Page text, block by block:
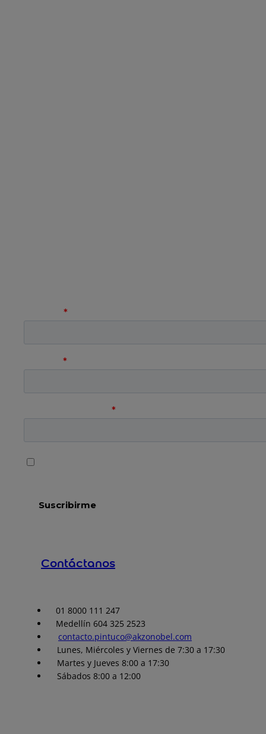
Contáctanos
01 8000 111 247
Medellín 604 325 2523
contacto.pintuco@akzonobel.com
Lunes, Miércoles y Viernes de 7:30 a 17:30
Martes y Jueves 8:00 a 17:30
Sábados 8:00 a 12:00